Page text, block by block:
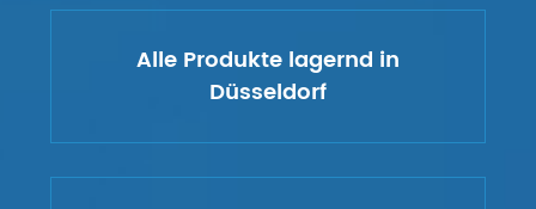
Alle Produkte lagernd in
Düsseldorf